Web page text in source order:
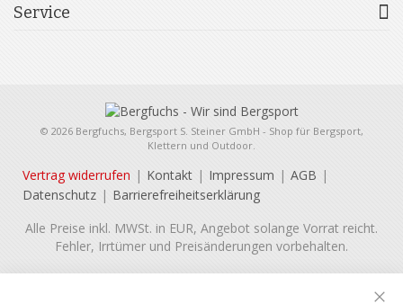
Service
© 2026 Bergfuchs, Bergsport S. Steiner GmbH - Shop für Bergsport,
Klettern und Outdoor.
Vertrag widerrufen Kontakt Impressum
AGB
Datenschutz
Barrierefreiheitserklärung
Alle Preise inkl. MWSt. in EUR, Angebot solange Vorrat reicht.
Fehler, Irrtümer und Preisänderungen vorbehalten.